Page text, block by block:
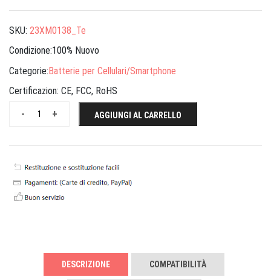
SKU: 23XM0138_Te
Condizione:100% Nuovo
Categorie:Batterie per Cellulari/Smartphone
Certificazion: CE, FCC, RoHS
+
- AGGIUNGI AL CARRELLO
DESCRIZIONE COMPATIBILITÀ